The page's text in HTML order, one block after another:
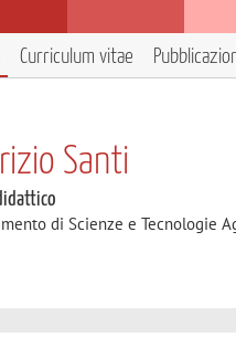
Curriculum vitae
Santi
di Scienze e Tecnologie